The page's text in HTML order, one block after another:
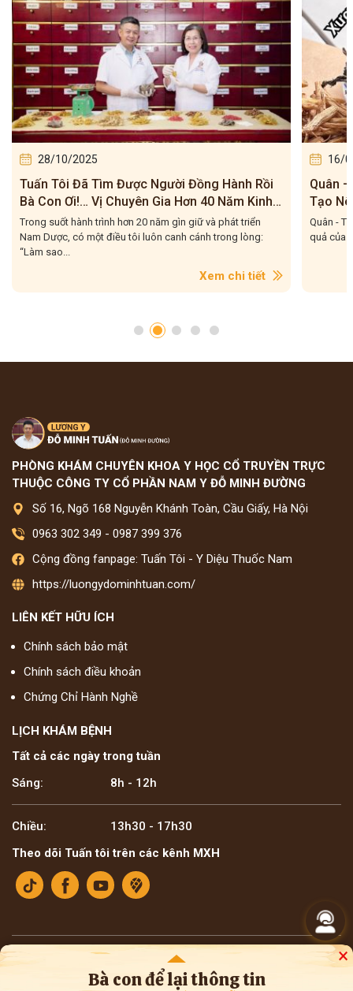
28/10/2025
Tuấn Tôi Đã Tìm Được Người Đồng Hành Rồi
Bà Con Ơi!… Vị Chuyên Gia Hơn 40 Năm Kinh
Nghiệm
Trong suốt hành trình hơn 20 năm gìn giữ và phát triển
Nam Dược, có một điều tôi luôn canh cánh trong lòng:
“Làm sao...
Xem chi tiết
16/
Quân
Tạo
Của
Quân -
quả của
Bà con để lại thông tin
×
PHÒNG KHÁM CHUYÊN KHOA Y HỌC CỔ TRUYỀN TRỰC
THUỘC CÔNG TY CỔ PHẦN NAM Y ĐỖ MINH ĐƯỜNG
Số 16, Ngõ 168 Nguyễn Khánh Toàn, Cầu Giấy, Hà Nội
0963 302 349 - 0987 399 376
Cộng đồng fanpage: Tuấn Tôi - Y Diệu Thuốc Nam
https://luongydominhtuan.com/
LIÊN KẾT HỮU ÍCH
Chính sách bảo mật
Chính sách điều khoản
Chứng Chỉ Hành Nghề
LỊCH KHÁM BỆNH
Tất cả các ngày trong tuần
Sáng:
8h - 12h
Chiều:
13h30 - 17h30
Theo dõi Tuấn tôi trên các kênh MXH
Bản quyền ©2025 Lương y Đỗ Minh Tuấn
* Thông tin trên website mang tính tham khảo nội bộ về y học cổ truyền. Bà con
không nên tự ý áp dụng chẩn đoán hay điều trị bệnh, cần tham khảo ý kiến của